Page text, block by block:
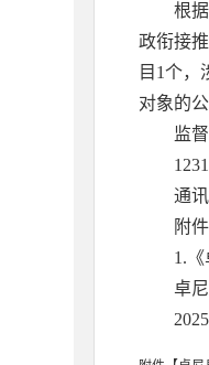
根
政衔接
目1个，
对象的
监
通
附件
1.
卓